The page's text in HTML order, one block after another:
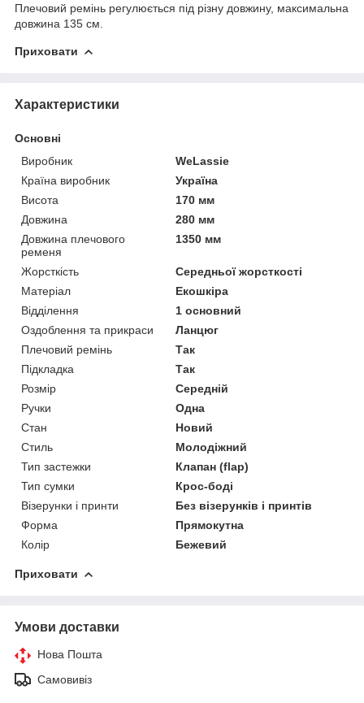
Плечовий ремінь регулюється під різну довжину, максимальна
довжина 135 см.
Приховати
Характеристики
Основні
Виробник
WeLassie
Країна виробник
Україна
Висота
170 мм
Довжина
280 мм
Довжина плечового
ременя
1350 мм
Жорсткість
Середньої жорсткості
Матеріал
Екошкіра
Відділення
1 основний
Оздоблення та прикраси
Ланцюг
Плечовий ремінь
Так
Підкладка
Так
Розмір
Середній
Ручки
Одна
Стан
Новий
Стиль
Молодіжний
Тип застежки
Клапан (flap)
Тип сумки
Крос-боді
Візерунки і принти
Без візерунків і принтів
Форма
Прямокутна
Колір
Бежевий
Приховати
Умови доставки
Нова Пошта
Самовивіз